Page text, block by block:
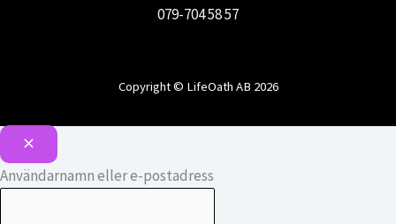
079-704 58 57
Copyright © LifeOath AB 2026
Användarnamn eller e-postadress